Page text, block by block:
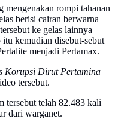
mengenakan rompi tahanan
berisi cairan berwarna
ke gelas lainnya
kemudian disebut-sebut
menjadi Pertamax.
Korupsi Dirut Pertamina
tersebut.
tersebut telah 82.483 kali
dari warganet.